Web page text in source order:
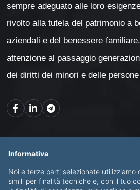
sempre adeguato alle loro
rivolto alla tutela del patrimonio a
aziendali e del benessere
attenzione al passaggio
dei diritti dei minori e delle
CHI SONO
Informativa
Noi e terze parti selezionate utilizziamo
simili per finalità tecniche e, con il tuo